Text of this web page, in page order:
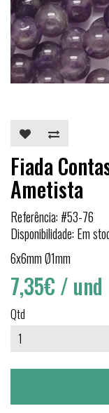
Fiada
Ametista
Referência: #53-76
Disponibilidade: Em
6x6mm Ø1mm
7,35€ / und
Qtd